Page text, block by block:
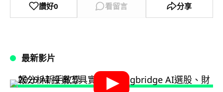
讚好0 看留言 分享
最新影片